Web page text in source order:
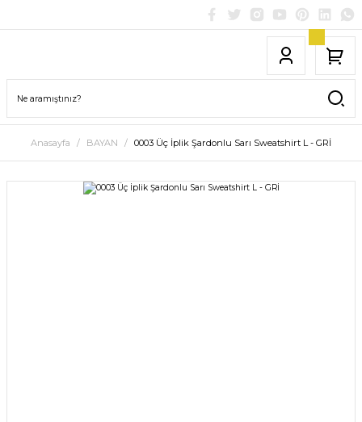
Anasayfa BAYAN 0003 Üç İplik Şardonlu Sarı Sweatshirt L - GRİ